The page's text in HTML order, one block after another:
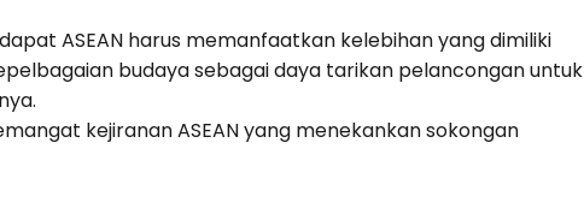
ASEAN harus memanfaatkan kelebihan yang dimiliki
budaya sebagai daya tarikan pelancongan untuk
kejiranan ASEAN yang menekankan sokongan